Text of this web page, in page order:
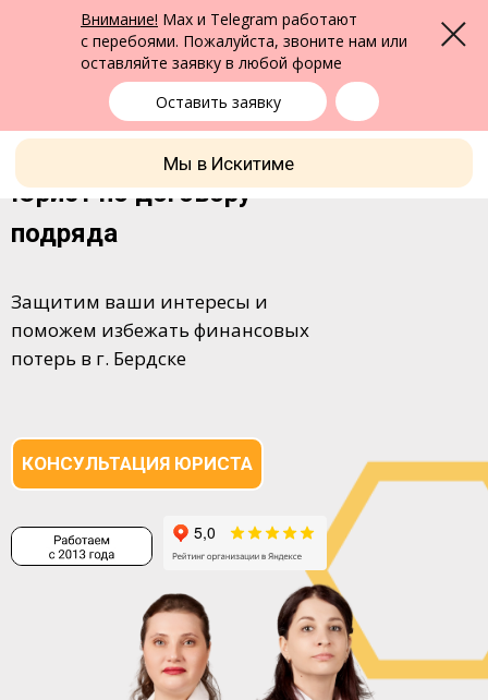
Внимание! Max и Telegram работают
с перебоями. Пожалуйста, звоните нам или
оставляйте заявку в любой форме
Оставить заявку
Меню
Мы в Искитиме
Юридическая помощь в Бердске
ФПК Альтернатива
Бердск
выбрать город
+7 (383) 322-24-65
Защитим ваши интересы и
поможем избежать финансовых
потерь в г. Бердске
КОНСУЛЬТАЦИЯ ЮРИСТА
Юрист по договору
подряда